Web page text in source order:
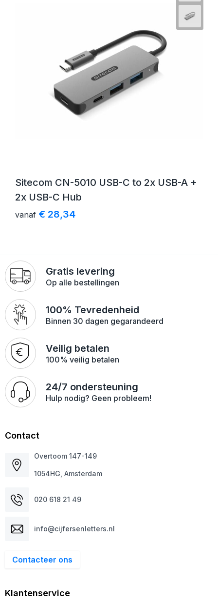
Sitecom CN-5010 USB-C to 2x USB-A +
2x USB-C Hub
vanaf € 28,34
Gratis levering
Op alle bestellingen
100% Tevredenheid
Binnen 30 dagen gegarandeerd
Veilig betalen
100% veilig betalen
24/7 ondersteuning
Hulp nodig? Geen probleem!
Contact
Overtoom 147-149
1054HG, Amsterdam
020 618 21 49
info@cijfersenletters.nl
Contacteer ons
Klantenservice